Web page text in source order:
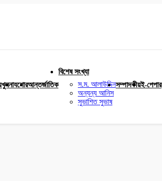
খুলনাযশোরআন্তর্জাতিক
বিশেষ সংখ্যা
স.ম. আলাউদ্দিন
অন্যন্য আনিস
সুভাশিত সুভাষ
সম্পাদকীয়ই-পেপার